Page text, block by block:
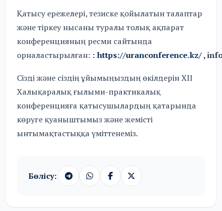
Қатысу ережелері, тезиске қойылатын талаптар
және тіркеу нысаны туралы толық ақпарат
конференцияның ресми сайтында
орналастырылған: :https://uranconference.kz/,
Сізді және сіздің ұйымыңыздың өкілдерін XII
Халықаралық ғылыми-практикалық
конференцияға қатысушылардың қатарында
көруге қуаныштымыз және жемісті
ынтымақтастыққа үміттенеміз.
Бөлісу: